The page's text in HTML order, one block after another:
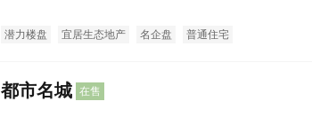
潜力楼盘 宜居生态地产 名企盘 普通住宅
都市名城 在售